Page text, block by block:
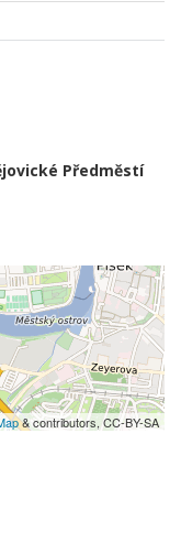
Předměstí
& contributors, CC-BY-SA